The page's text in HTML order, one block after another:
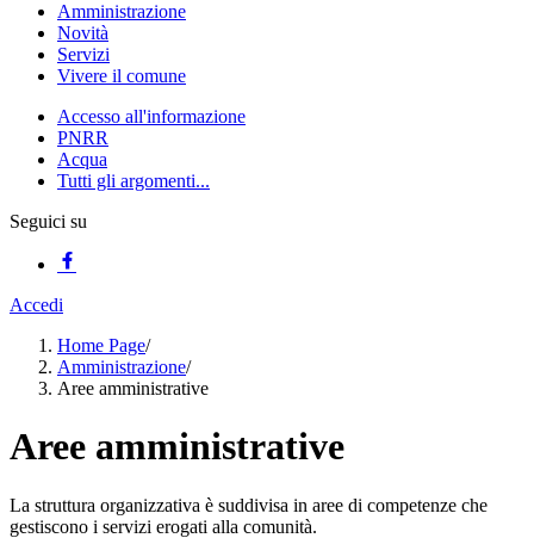
Amministrazione
Novità
Servizi
Vivere il comune
Accesso all'informazione
PNRR
Acqua
Tutti gli argomenti...
Seguici su
Accedi
Home Page/
Amministrazione/
Aree amministrative
Aree amministrative
La struttura organizzativa è suddivisa in aree di competenze che
gestiscono i servizi erogati alla comunità.